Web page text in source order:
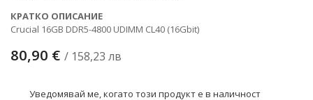
КРАТКО ОПИСАНИЕ
Crucial 16GB DDR5-4800 UDIMM CL40 (16Gbit)
80,90 € / 158,23 лв
Уведомявай ме, когато този продукт е в наличност